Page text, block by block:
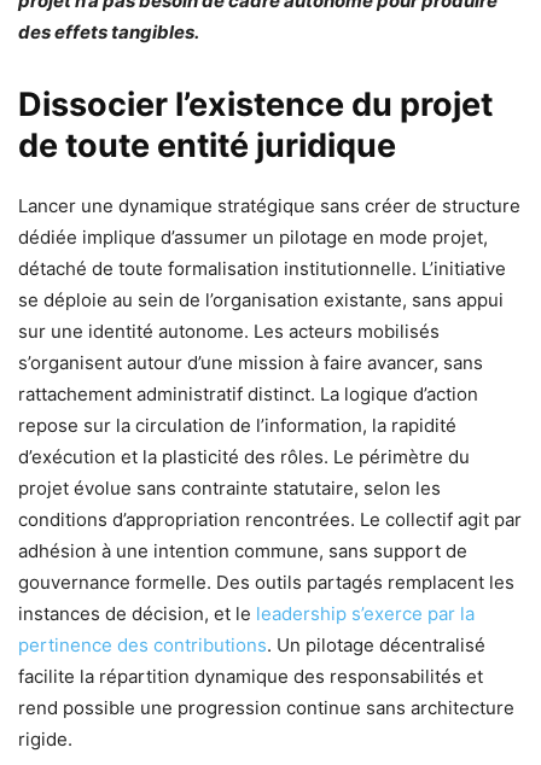
des effets tangibles.
Dissocier l’existence du projet
de toute entité juridique
Lancer une dynamique stratégique sans créer de structure
dédiée implique d’assumer un pilotage en mode projet,
détaché de toute formalisation institutionnelle. L’initiative
se déploie au sein de l’organisation existante, sans appui
sur une identité autonome. Les acteurs mobilisés
s’organisent autour d’une mission à faire avancer, sans
rattachement administratif distinct. La logique d’action
repose sur la circulation de l’information, la rapidité
d’exécution et la plasticité des rôles. Le périmètre du
projet évolue sans contrainte statutaire, selon les
conditions d’appropriation rencontrées. Le collectif agit par
adhésion à une intention commune, sans support de
gouvernance formelle. Des outils partagés remplacent les
instances de décision, et le leadership s’exerce par la
pertinence des contributions. Un pilotage décentralisé
facilite la répartition dynamique des responsabilités et
rend possible une progression continue sans architecture
rigide.